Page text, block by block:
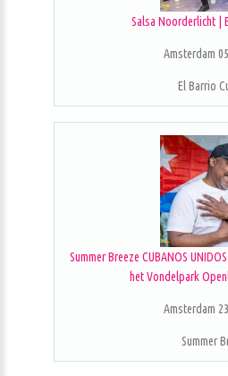
Salsa Noorderlicht |
Amsterdam
El Barrio
Summer Breeze CUBANOS
het Vondelpark
Amsterdam
Summer